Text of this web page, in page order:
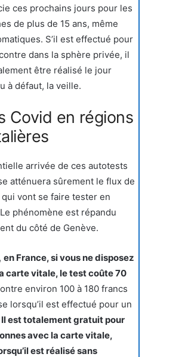
ces prochains jours pour les
de plus de 15 ans, même
S’il est effectué pour
dans la sphère privée, il
être réalisé le jour
à défaut, la veille.
Covid en régions
arrivée de ces autotests
atténuera sûrement le flux de
qui vont se faire tester en
phénomène est répandu
du côté de Genève.
en France, si vous ne disposez
carte vitale, le test coûte 70
environ 100 à 180 francs
lorsqu’il est effectué pour un
Il est totalement gratuit pour
avec la carte vitale,
est réalisé sans